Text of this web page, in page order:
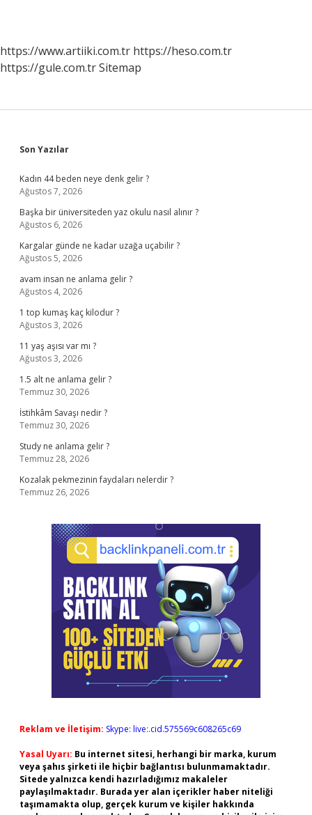
https://www.artiiki.com.tr https://heso.com.tr
https://gule.com.trSitemap
Sidebar
Son Yazılar
Kadın 44 beden neye denk gelir ?
Ağustos 7, 2026
Başka bir üniversiteden yaz okulu nasıl alınır ?
Ağustos 6, 2026
Kargalar günde ne kadar uzağa uçabilir ?
Ağustos 5, 2026
avam insan ne anlama gelir ?
Ağustos 4, 2026
1 top kumaş kaç kilodur ?
Ağustos 3, 2026
11 yaş aşısı var mı ?
Ağustos 3, 2026
1.5 alt ne anlama gelir ?
Temmuz 30, 2026
İstihkâm Savaşı nedir ?
Temmuz 30, 2026
Study ne anlama gelir ?
Temmuz 28, 2026
Kozalak pekmezinin faydaları nelerdir ?
Temmuz 26, 2026
Reklam ve İletişim: Skype: live:.cid.575569c608265c69
Yasal Uyarı: Bu internet sitesi, herhangi bir marka, kurum
veya şahıs şirketi ile hiçbir bağlantısı bulunmamaktadır.
Sitede yalnızca kendi hazırladığımız makaleler
paylaşılmaktadır. Burada yer alan içerikler haber niteliği
taşımamakta olup, gerçek kurum ve kişiler hakkında